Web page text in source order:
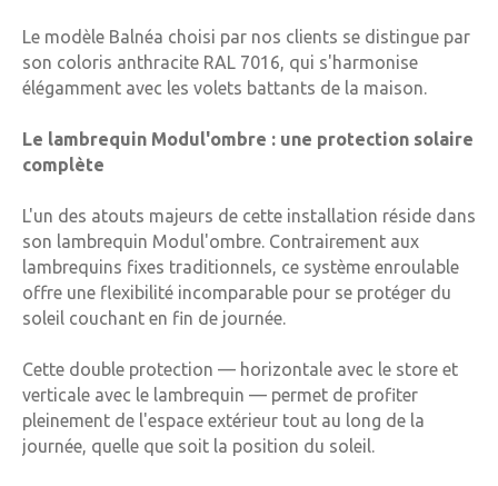
Le modèle Balnéa choisi par nos clients se distingue par
son coloris anthracite RAL 7016, qui s'harmonise
élégamment avec les volets battants de la maison.
Le lambrequin Modul'ombre : une protection solaire
complète
L'un des atouts majeurs de cette installation réside dans
son lambrequin Modul'ombre. Contrairement aux
lambrequins fixes traditionnels, ce système enroulable
offre une flexibilité incomparable pour se protéger du
soleil couchant en fin de journée.
Cette double protection — horizontale avec le store et
verticale avec le lambrequin — permet de profiter
pleinement de l'espace extérieur tout au long de la
journée, quelle que soit la position du soleil.